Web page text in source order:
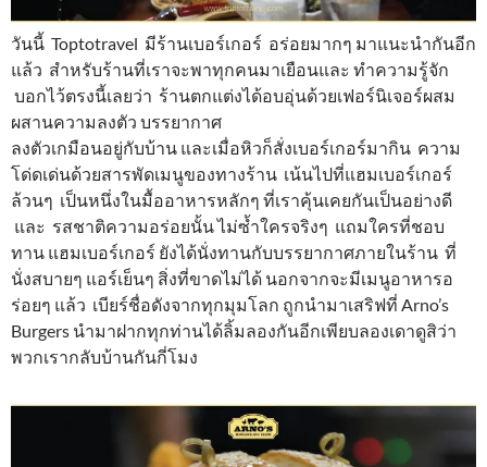
วันนี้ Toptotravel มีร้านเบอร์เกอร์ อร่อยมากๆ มาแนะนำกันอีก
แล้ว สำหรับร้านที่เราจะพาทุกคนมาเยือนและ ทำความรู้จัก
บอกไว้ตรงนี้เลยว่า ร้านตกแต่งได้อบอุ่นด้วยเฟอร์นิเจอร์ผสม
ผสานความลงตัว บรรยากาศ
ลงตัวเกมือนอยู่กับบ้าน และเมื่อหิวก็สั่งเบอร์เกอร์มากิน ความ
โด่ดเด่นด้วยสารพัดเมนูของทางร้าน เน้นไปที่แฮมเบอร์เกอร์
ล้วนๆ เป็นหนึ่งในมื้ออาหารหลักๆ ที่เราคุ้นเคยกันเป็นอย่างดี
และ รสชาติความอร่อยนั้น ไม่ซ้ำใครจริงๆ แถมใครที่ชอบ
ทาน แฮมเบอร์เกอร์ ยังได้นั่งทานกับบรรยากาศภายในร้าน ที่
นั่งสบายๆ แอร์เย็นๆ สิ่งที่ขาดไม่ได้ นอกจากจะมีเมนูอาหารอ
ร่อยๆ แล้ว เบียร์ชื่อดังจากทุกมุมโลก ถูกนำมาเสริฟที่ Arno’s
Burgers นำมาฝากทุกท่านได้ลิ้มลองกันอีกเพียบลองเดาดูสิว่า
พวกเรากลับบ้านกันกี่โมง